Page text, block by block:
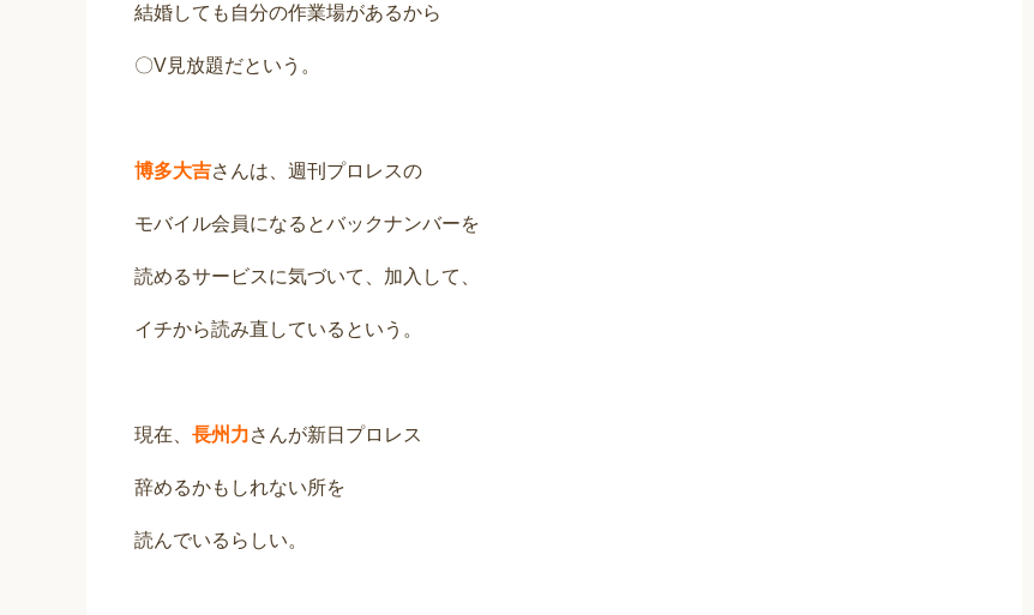
結婚しても自分の作業場があるから
〇V見放題だという。
博多大吉さんは、週刊プロレスの
モバイル会員になるとバックナンバーを
読めるサービスに気づいて、加入して、
イチから読み直しているという。
現在、 長州力さんが新日プロレス
辞めるかもしれない所を
読んでいるらしい。